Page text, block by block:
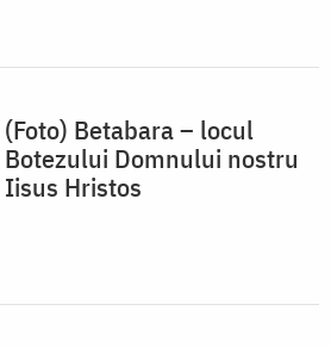
(Foto) Betabara – locul
Botezului Domnului nostru
Iisus Hristos